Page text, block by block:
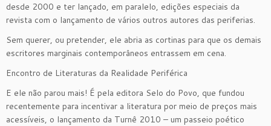
desde 2000 e ter lançado, em paralelo, edições especiais da
revista com o lançamento de vários outros autores das periferias.
Sem querer, ou pretender, ele abria as cortinas para que os demais
escritores marginais contemporâneos entrassem em cena.
Encontro de Literaturas da Realidade Periférica
E ele não parou mais! É pela editora Selo do Povo, que fundou
recentemente para incentivar a literatura por meio de preços mais
acessíveis, o lançamento da Turnê 2010 – um passeio poético